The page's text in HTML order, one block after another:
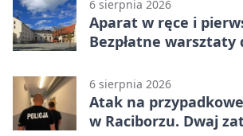
6 sierpnia 2026
Aparat w ręce i
Bezpłatne warsztaty
6 sierpnia 2026
Atak na
w Raciborzu. Dwaj